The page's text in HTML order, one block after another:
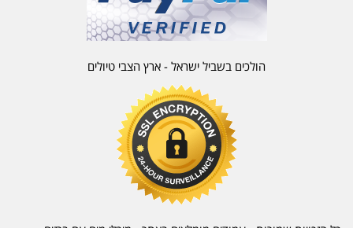
הולכים בשביל ישראל - ארץ הצבי טיולים